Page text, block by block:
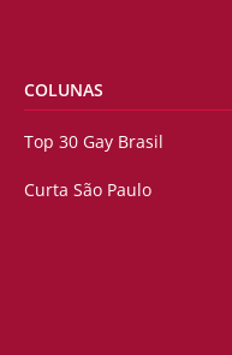
COLUNAS
Top 30 Gay Brasil
Curta São Paulo